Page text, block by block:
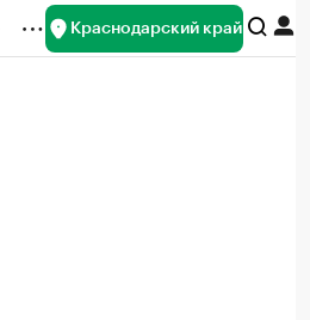
Краснодарский край